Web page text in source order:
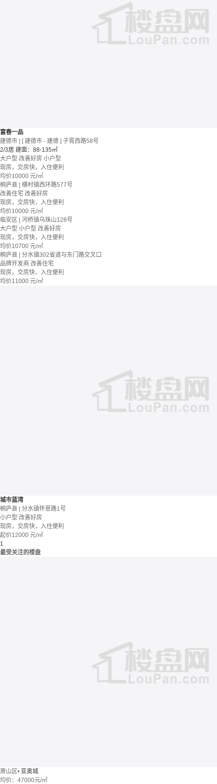
富春一品
建德市 | [ 建德市 - 建德 ] 子胥西路58号
2/3居 建面：88-135㎡
大户型 改善好房 小户型
现房，交房快，入住便利
均价10000 元/㎡
桐庐县 | 横村镇西环路577号
改善住宅 改善好房
现房，交房快，入住便利
均价10000 元/㎡
临安区 | 河桥镇乌珠山128号
大户型 小户型 改善好房
现房，交房快，入住便利
均价10700 元/㎡
桐庐县 | 分水镇302省道与东门路交叉口
品牌开发商 改善住宅
现房，交房快，入住便利
均价11000 元/㎡
城市蓝湾
桐庐县 | 分水镇怀恩路1号
小户型 改善好房
现房，交房快，入住便利
起价12000 元/㎡
1
最受关注的楼盘
萧山区• 亚奥城
均价： 47000元/㎡